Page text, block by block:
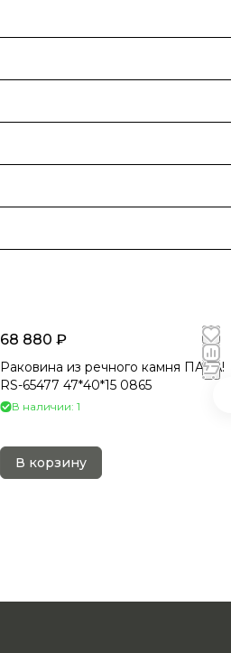
68 880 ₽
Раковина из речного камня ПАРА!
RS-65477 47*40*15 0865
В наличии: 1
В корзину